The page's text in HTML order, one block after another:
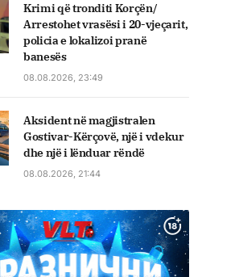
Krimi që tronditi Korçën/
Arrestohet vrasësi i 20-vjeçarit,
policia e lokalizoi pranë
banesës
08.08.2026, 23:49
Aksident në magjistralen
Gostivar-Kërçovë, një i vdekur
dhe një i lënduar rëndë
08.08.2026, 21:44